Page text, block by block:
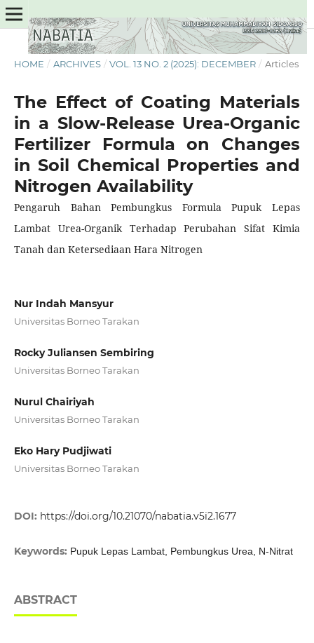
HOME / ARCHIVES / VOL. 13 NO. 2 (2025): DECEMBER / Articles
The Effect of Coating Materials
in a Slow-Release Urea-Organic
Fertilizer Formula on Changes
in Soil Chemical Properties and
Nitrogen Availability
Pengaruh Bahan Pembungkus Formula Pupuk Lepas
Lambat Urea-Organik Terhadap Perubahan Sifat Kimia
Tanah dan Ketersediaan Hara Nitrogen
Nur Indah Mansyur
Universitas Borneo Tarakan
Rocky Juliansen Sembiring
Universitas Borneo Tarakan
Nurul Chairiyah
Universitas Borneo Tarakan
Eko Hary Pudjiwati
Universitas Borneo Tarakan
DOI: https://doi.org/10.21070/nabatia.v5i2.1677
Keywords: Pupuk Lepas Lambat, Pembungkus Urea, N-Nitrat
ABSTRACT